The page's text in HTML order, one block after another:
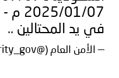
في يد المحتالين ..
— الأمن العام (@security_gov) January 5, 2025